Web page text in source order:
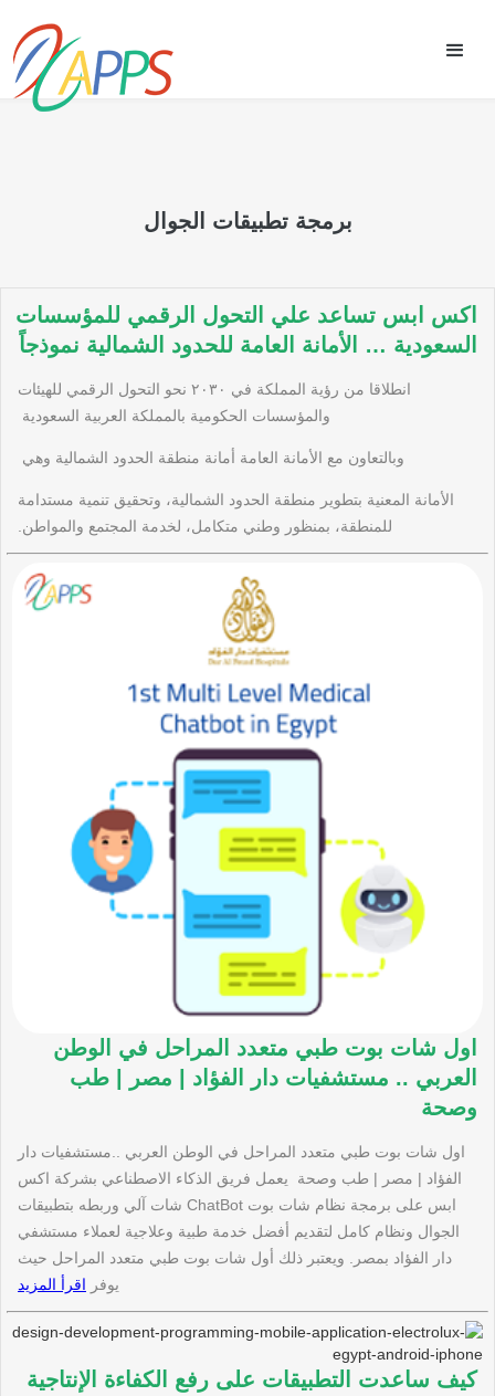
برمجة تطبيقات الجوال
اكس ابس تساعد علي التحول الرقمي للمؤسسات
السعودية … الأمانة العامة للحدود الشمالية نموذجاً
انطلاقا من رؤية المملكة في ٢٠٣٠ نحو التحول الرقمي للهيئات
والمؤسسات الحكومية بالمملكة العربية السعودية
وبالتعاون مع الأمانة العامة أمانة منطقة الحدود الشمالية وهي
الأمانة المعنية بتطوير منطقة الحدود الشمالية، وتحقيق تنمية مستدامة
للمنطقة، بمنظور وطني متكامل، لخدمة المجتمع والمواطن.
اول شات بوت طبي متعدد المراحل في الوطن
العربي .. مستشفيات دار الفؤاد | مصر | طب
وصحة
اول شات بوت طبي متعدد المراحل في الوطن العربي ..مستشفيات دار
الفؤاد | مصر | طب وصحة يعمل فريق الذكاء الاصطناعي بشركة اكس
ابس على برمجة نظام شات بوت ChatBot شات آلي وربطه بتطبيقات
الجوال ونظام كامل لتقديم أفضل خدمة طبية وعلاجية لعملاء مستشفي
دار الفؤاد بمصر. ويعتبر ذلك أول شات بوت طبي متعدد المراحل حيث
يوفر اقرأ المزيد
كيف ساعدت التطبيقات على رفع الكفاءة الإنتاجية